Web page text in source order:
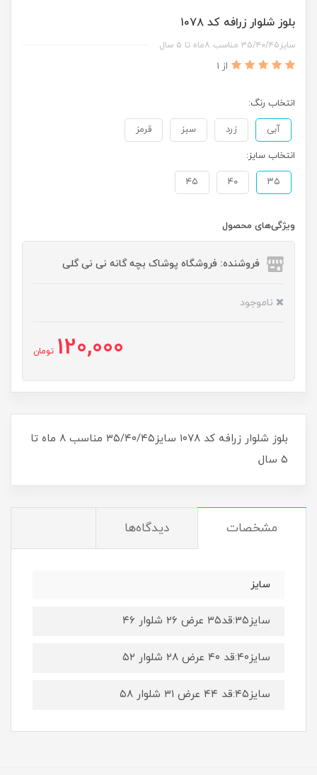
بلوز شلوار زرافه کد ۱۰۷۸
سایز۳۵/۴۰/۴۵ مناسب ۸ماه تا ۵ سال
از 1
انتخاب رنگ:
آبی زرد سبز قرمز
انتخاب سایز:
۳۵ ۴۰ ۴۵
ویژگی‌های محصول
فروشنده: فروشگاه پوشاک بچه گانه نی نی گلی
ناموجود
120,000 تومان
بلوز شلوار زرافه کد ۱۰۷۸ سایز۳۵/۴۰/۴۵ مناسب ۸ ماه تا
۵ سال
مشخصات دیدگاه‌ها
سایز
سایز۳۵:قد۳۵ عرض ۲۶ شلوار ۴۶
سایز۴۰:قد ۴۰ عرض ۲۸ شلوار ۵۲
سایز۴۵:قد ۴۴ عرض ۳۱ شلوار ۵۸